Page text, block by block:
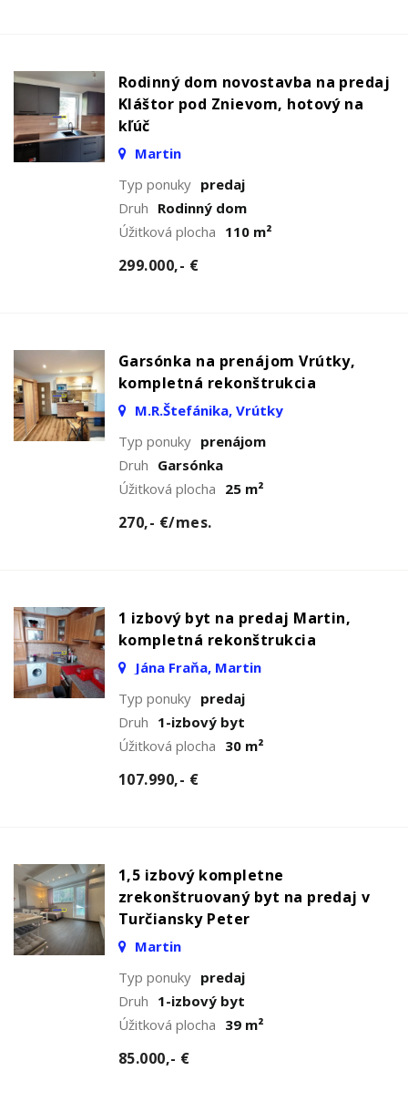
Rodinný dom novostavba na predaj
Kláštor pod Znievom, hotový na
kľúč
Martin
Typ ponuky predaj
Druh Rodinný dom
Úžitková plocha 110 m²
299.000,- €
Garsónka na prenájom Vrútky,
kompletná rekonštrukcia
M.R.Štefánika, Vrútky
Typ ponuky prenájom
Druh Garsónka
Úžitková plocha 25 m²
270,- €/mes.
1 izbový byt na predaj Martin,
kompletná rekonštrukcia
Jána Fraňa, Martin
Typ ponuky predaj
Druh 1-izbový byt
Úžitková plocha 30 m²
107.990,- €
1,5 izbový kompletne
zrekonštruovaný byt na predaj v
Turčiansky Peter
Martin
Typ ponuky predaj
Druh 1-izbový byt
Úžitková plocha 39 m²
85.000,- €